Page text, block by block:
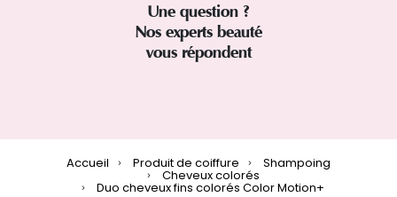
Une question ?
Nos experts beauté
vous répondent
Accueil Produit de coiffure Shampoing
Cheveux colorés
Duo cheveux fins colorés Color Motion+